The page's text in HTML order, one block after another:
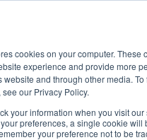
cookies on your computer. These
experience and provide more
website and through other media.
our Privacy Policy.
your information when you visit our
preferences, a single cookie will
your preference not to be
TO...